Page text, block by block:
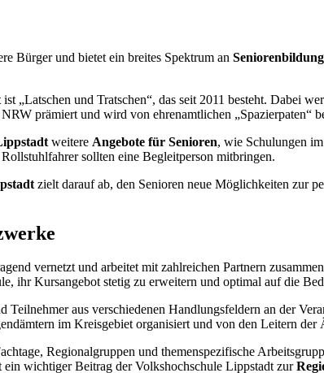
Bürger und bietet ein breites Spektrum an Seniorenbildung
ist „Latschen und Tratschen“, das seit 2011 besteht. Dabei
prämiert und wird von ehrenamtlichen „Spazierpaten“
weitere Angebote für Senioren, wie Schulungen
sollten eine Begleitperson mitbringen.
zielt darauf ab, den Senioren neue Möglichkeiten zur
vernetzt und arbeitet mit zahlreichen Partnern
ihr Kursangebot stetig zu erweitern und optimal auf die
Teilnehmer aus verschiedenen Handlungsfeldern an der
im Kreisgebiet organisiert und von den Leitern
Regionalgruppen und themenspezifische
wichtiger Beitrag der Volkshochschule Lippstadt zur